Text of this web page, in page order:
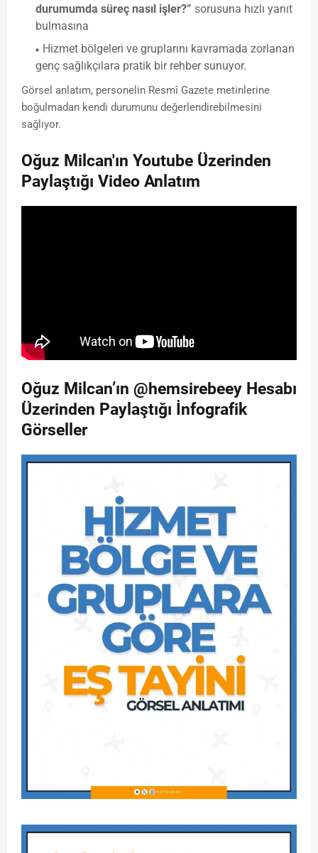
durumumda süreç nasıl işler?” sorusuna hızlı yanıt
bulmasına
Hizmet bölgeleri ve gruplarını kavramada zorlanan
genç sağlıkçılara pratik bir rehber sunuyor.
Görsel anlatım, personelin Resmî Gazete metinlerine
boğulmadan kendi durumunu değerlendirebilmesini
sağlıyor.
Oğuz Milcan'ın Youtube Üzerinden
Paylaştığı Video Anlatım
Oğuz Milcan’ın @hemsirebeey Hesabı
Üzerinden Paylaştığı İnfografik
Görseller